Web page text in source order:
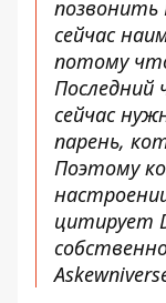
позвонить
сейчас
потому
Последний
сейчас
парень,
Поэтому
цитирует